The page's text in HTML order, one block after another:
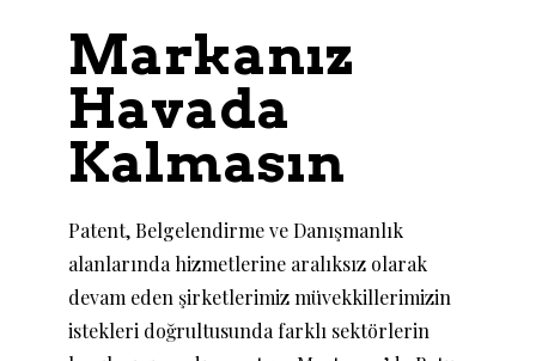
Markanız
Havada
Kalmasın
Patent, Belgelendirme ve Danışmanlık
alanlarında hizmetlerine aralıksız olarak
devam eden şirketlerimiz müvekkillerimizin
istekleri doğrultusunda farklı sektörlerin